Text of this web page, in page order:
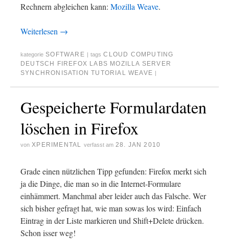
Rechnern abgleichen kann: Mozilla Weave.
Weiterlesen →
kategorie SOFTWARE | tags CLOUD COMPUTING
DEUTSCH
FIREFOX LABS MOZILLA SERVER
SYNCHRONISATION TUTORIAL WEAVE |
Gespeicherte Formulardaten
löschen in Firefox
von XPERIMENTAL verfasst am 28. JAN 2010
Grade einen nützlichen Tipp gefunden: Firefox merkt sich
ja die Dinge, die man so in die Internet-Formulare
einhämmert. Manchmal aber leider auch das Falsche. Wer
sich bisher gefragt hat, wie man sowas los wird: Einfach
Eintrag in der Liste markieren und Shift+Delete drücken.
Schon isser weg!